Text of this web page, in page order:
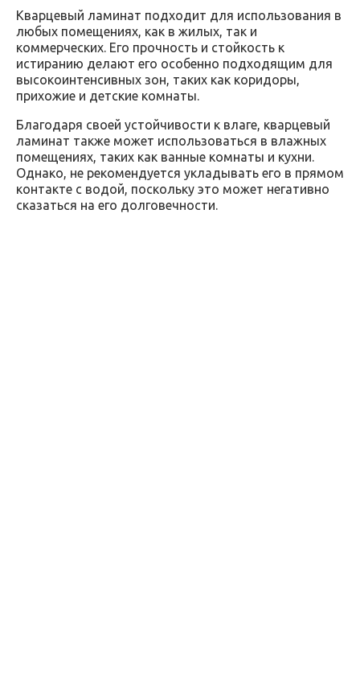
Кварцевый ламинат подходит для использования в
любых помещениях, как в жилых, так и
коммерческих. Его прочность и стойкость к
истиранию делают его особенно подходящим для
высокоинтенсивных зон, таких как коридоры,
прихожие и детские комнаты.
Благодаря своей устойчивости к влаге, кварцевый
ламинат также может использоваться в влажных
помещениях, таких как ванные комнаты и кухни.
Однако, не рекомендуется укладывать его в прямом
контакте с водой, поскольку это может негативно
сказаться на его долговечности.